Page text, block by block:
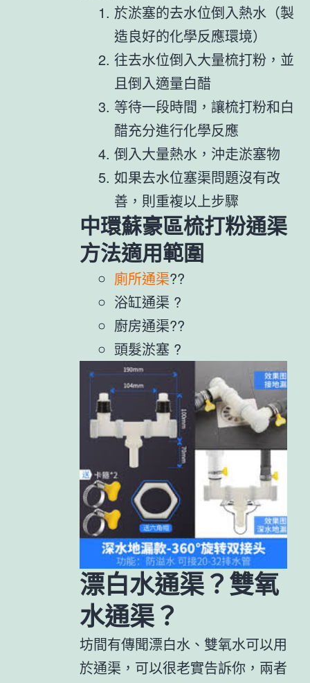
於淤塞的去水位倒入熱水（製
造良好的化學反應環境）
往去水位倒入大量梳打粉，並
且倒入適量白醋
等待一段時間，讓梳打粉和白
醋充分進行化學反應
倒入大量熱水，沖走淤塞物
如果去水位塞渠問題沒有改
善，則重複以上步驟
中環蘇豪區梳打粉通渠
方法適用範圍
廁所通渠??
浴缸通渠 ?
廚房通渠??
頭髮淤塞 ?
漂白水通渠？雙氧
水通渠？
坊間有傳聞漂白水、雙氧水可以用
於通渠，可以很老實告訴你，兩者